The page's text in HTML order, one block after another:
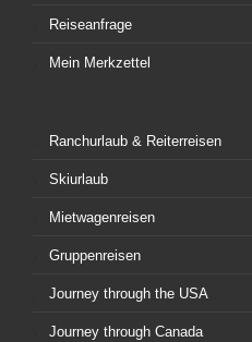
Reiseanfrage
Mein Merkzettel
Ranchurlaub & Reiterreisen
Skiurlaub
Mietwagenreisen
Gruppenreisen
Journey through the USA
Journey through Canada